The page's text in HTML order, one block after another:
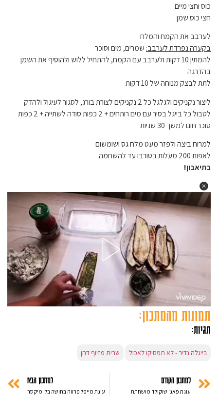
כוס וחצי מיים
חצי כוס שמן
לערבב את הקמח והמלח
בקערה נפרדת לערבב: שמרים, מים וסוכר
להמתין 10 דקות ולערבב עם הקמח, להתחיל ללוש ולהוסיף את השמן
בהדרגה
לתת לבצק מנוחה של 10 דקות
ליצור נקניקים ולגלגל כל 2 נקניקים לצורת בורג, לסגור לעיגול ולהדק
לטבול כל בייגל בסיר עם מים רותחים + 2 כפות סודה לשתייה + 2 כפות
סוכר חום למשך 30 שניות
למרוח ביצה ולפזר מעט מלח גס ושומשום
לאפות 200 מעלות בטורבו עד להשחמה.
בתיאבון!
תמונות מהמתכון:
תגיות:
בייגלה נדיר - לא תפסיקו לאכול שרית מזיוף דהן
למתכון הקודם
עוגת פאג' שוקולד מושחתת
למתכון הבא
עוגת מייפל פרווה בחושה בלי מיקסר